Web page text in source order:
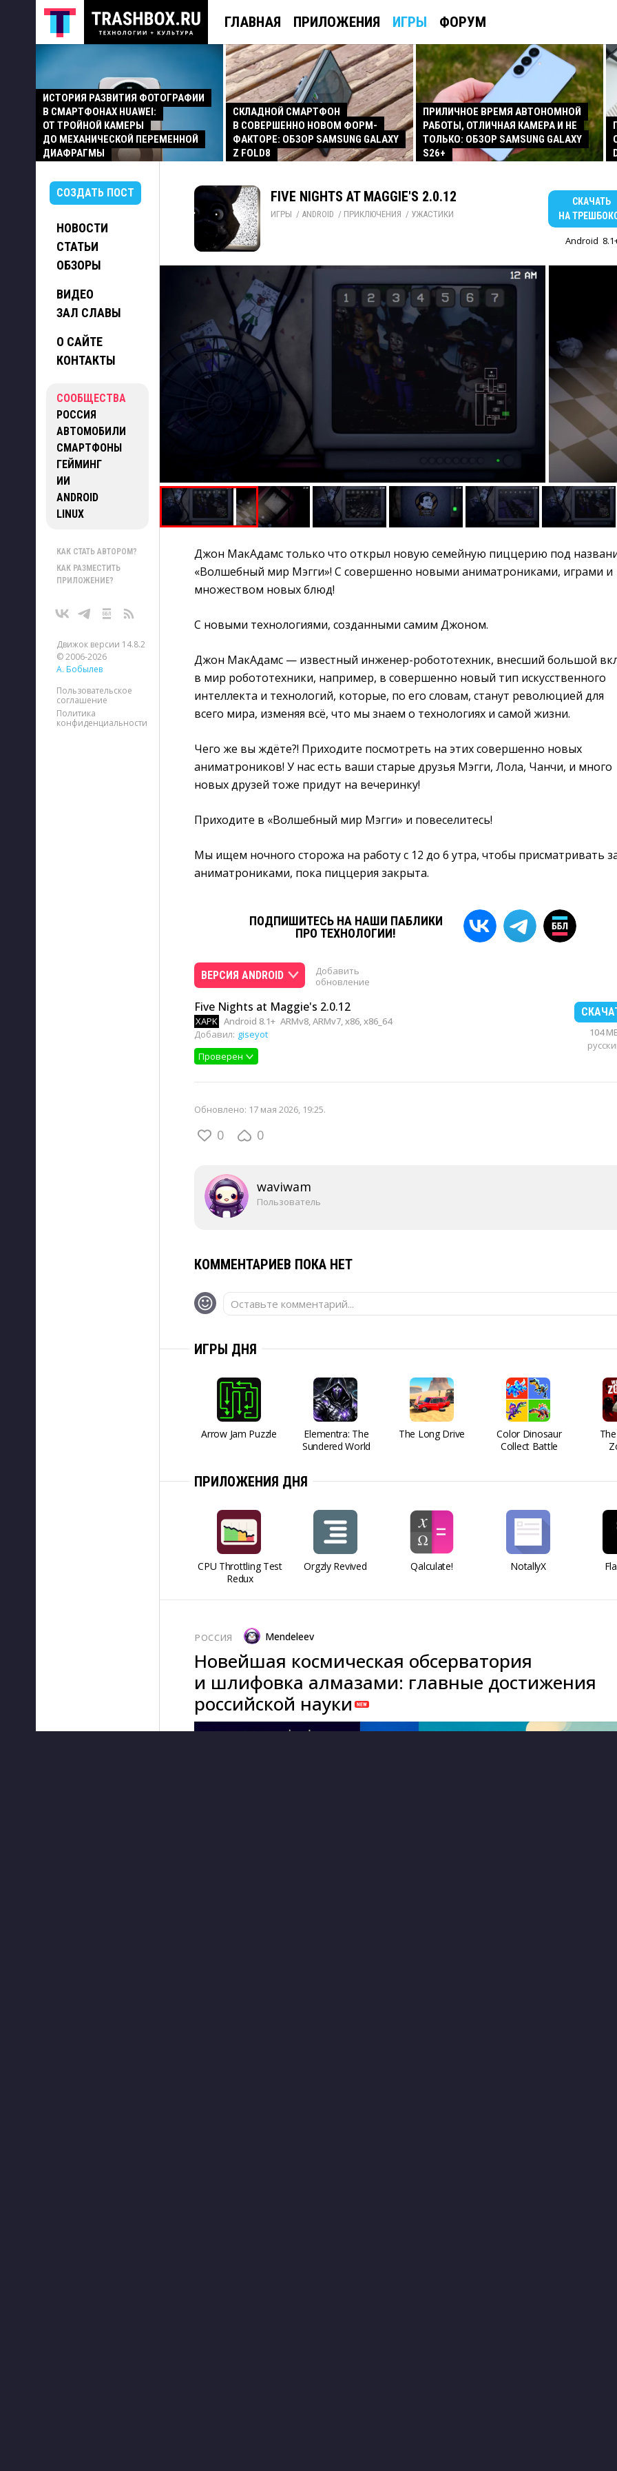
ГЛАВНАЯ ПРИЛОЖЕНИЯ ИГРЫ ФОРУМ
ИСТОРИЯ РАЗВИТИЯ ФОТОГРАФИИ
В СМАРТФОНАХ HUAWEI:
ОТ ТРОЙНОЙ КАМЕРЫ
ДО МЕХАНИЧЕСКОЙ ПЕРЕМЕННОЙ
ДИАФРАГМЫ
СКЛАДНОЙ СМАРТФОН
В СОВЕРШЕННО НОВОМ ФОРМ-
ФАКТОРЕ: ОБЗОР SAMSUNG GALAXY
Z FOLD8
ПРИЛИЧНОЕ ВРЕМЯ АВТОНОМНОЙ
РАБОТЫ, ОТЛИЧНАЯ КАМЕРА И НЕ
ТОЛЬКО: ОБЗОР SAMSUNG GALAXY
S26+
СОЗДАТЬ ПОСТ
НОВОСТИ
СТАТЬИ
ОБЗОРЫ
ВИДЕО
ЗАЛ СЛАВЫ
О САЙТЕ
КОНТАКТЫ
СООБЩЕСТВА
РОССИЯ
АВТОМОБИЛИ
СМАРТФОНЫ
ГЕЙМИНГ
ИИ
ANDROID
LINUX
КАК СТАТЬ АВТОРОМ?
КАК РАЗМЕСТИТЬ
ПРИЛОЖЕНИЕ?
Движок версии 14.8.2
© 2006-2026
А. Бобылев
Пользовательское
соглашение
Политика
конфиденциальности
FIVE NIGHTS AT MAGGIE'S 2.0.12
ИГРЫ / ANDROID / ПРИКЛЮЧЕНИЯ / УЖАСТИКИ
СКАЧАТЬ
НА
Android
Джон МакАдамс только что открыл новую семейную пиццерию под
«Волшебный мир Мэгги»! С совершенно новыми аниматрониками, играми и
множеством новых блюд!
С новыми технологиями, созданными самим Джоном.
Джон МакАдамс — известный инженер-робототехник, внесший большой
в мир робототехники, например, в совершенно новый тип искусственного
интеллекта и технологий, которые, по его словам, станут революцией для
всего мира, изменяя всё, что мы знаем о технологиях и самой жизни.
Чего же вы ждёте?! Приходите посмотреть на этих совершенно новых
аниматроников! У нас есть ваши старые друзья Мэгги, Лола, Чанчи, и много
новых друзей тоже придут на вечеринку!
Приходите в «Волшебный мир Мэгги» и повеселитесь!
Мы ищем ночного сторожа на работу с 12 до 6 утра, чтобы присматривать
аниматрониками, пока пиццерия закрыта.
ПОДПИШИТЕСЬ НА НАШИ ПАБЛИКИ
ПРО ТЕХНОЛОГИИ!
ВЕРСИЯ ANDROID
Добавить
обновление
Five Nights at Maggie's 2.0.12
XAPK Android 8.1+ ARMv8, ARMv7, x86, x86_64
Добавил: giseyot
Проверен
104
Обновлено: 17 мая 2026, 19:25.
0 0
waviwam
Пользователь
КОММЕНТАРИЕВ ПОКА НЕТ
Оставьте комментарий...
ИГРЫ ДНЯ
Arrow Jam Puzzle
Elementra: The
Sundered World
The Long Drive
Color Dinosaur
Collect Battle
ПРИЛОЖЕНИЯ ДНЯ
CPU Throttling Test
Redux
Orgzly Revived Qalculate! NotallyX
РОССИЯ Mendeleev
Новейшая космическая обсерватория
и шлифовка алмазами: главные достижения
российской науки